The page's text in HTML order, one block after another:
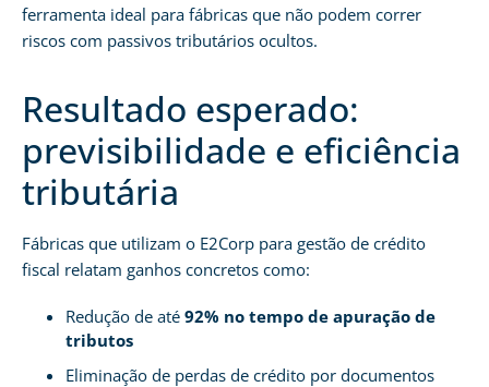
ferramenta ideal para fábricas que não podem correr
riscos com passivos tributários ocultos.
Resultado esperado:
previsibilidade e eficiência
tributária
Fábricas que utilizam o E2Corp para gestão de crédito
fiscal relatam ganhos concretos como:
Redução de até 92% no tempo de apuração de
tributos
Eliminação de perdas de crédito por documentos